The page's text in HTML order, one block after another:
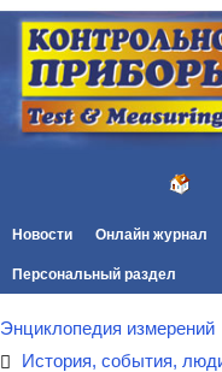
Новости Онлайн журнал
Персональный раздел
Энциклопедия измерений
История, события,